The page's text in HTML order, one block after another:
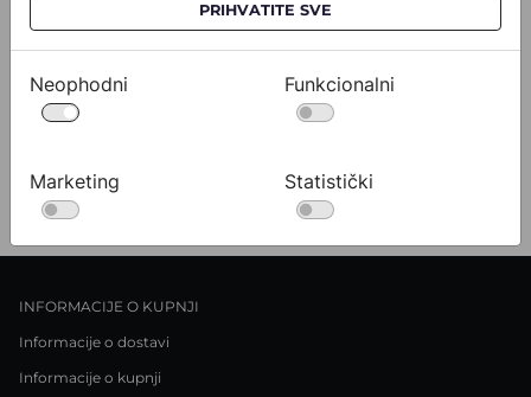
Kravata CROATA AuHRum
010102-000012
532,00 €
Kravata
010102-
INFORMACIJE O KUPNJI
Informacije o dostavi
Informacije o kupnji
PRIHVATITE SVE
Neophodni Funkcionalni
Marketing Statistički